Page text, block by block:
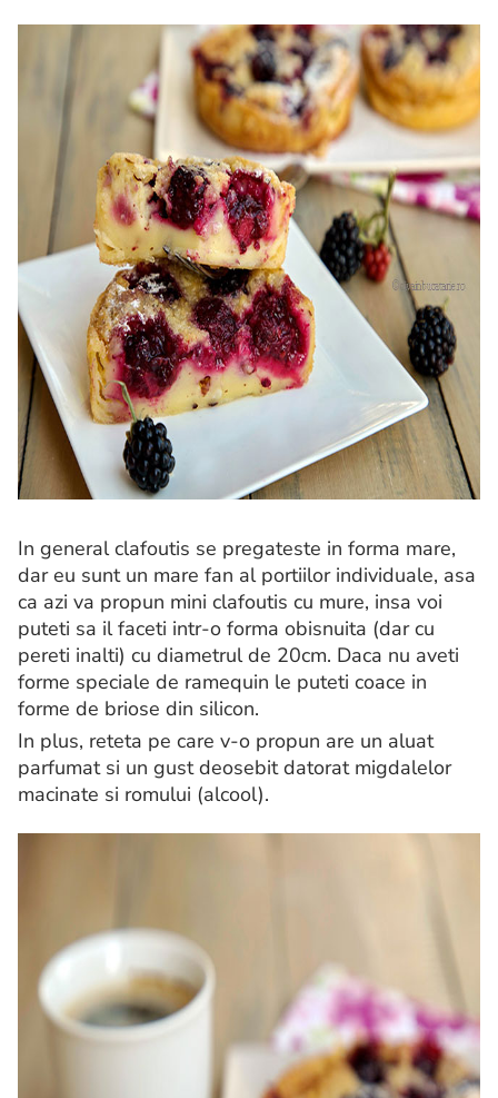
In general clafoutis se pregateste in forma mare,
dar eu sunt un mare fan al portiilor individuale, asa
ca azi va propun mini clafoutis cu mure, insa voi
puteti sa il faceti intr-o forma obisnuita (dar cu
pereti inalti) cu diametrul de 20cm. Daca nu aveti
forme speciale de ramequin le puteti coace in
forme de briose din silicon.
In plus, reteta pe care v-o propun are un aluat
parfumat si un gust deosebit datorat migdalelor
macinate si romului (alcool).